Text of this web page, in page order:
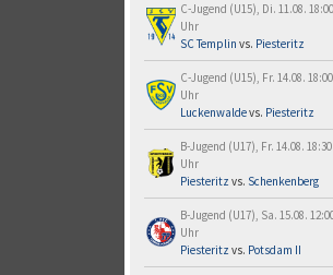
C-Jugend (U15), Di. 11.08. 18:00
Uhr
SC Templin vs. Piesteritz
C-Jugend (U15), Fr. 14.08. 18:00
Uhr
Luckenwaldevs. Piesteritz
B-Jugend (U17), Fr. 14.08. 18:30
Uhr
Piesteritz vs. Schenkenberg
B-Jugend (U17), Sa. 15.08.
Uhr
Piesteritz vs. Potsdam II